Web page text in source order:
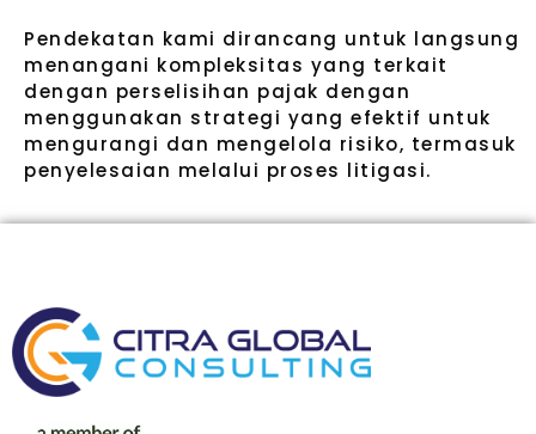
Pendekatan kami dirancang untuk langsung
menangani kompleksitas yang terkait
dengan perselisihan pajak dengan
menggunakan strategi yang efektif untuk
mengurangi dan mengelola risiko, termasuk
penyelesaian melalui proses litigasi.